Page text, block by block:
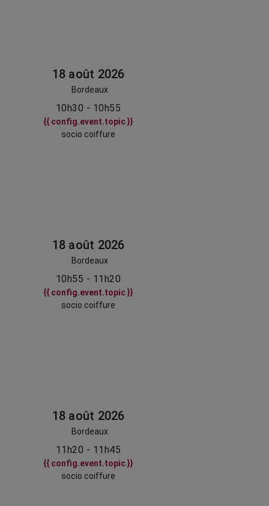
18 août 2026
Bordeaux
10h30 - 10h55
{{ config.event.topic }}
socio coiffure
18 août 2026
Bordeaux
10h55 - 11h20
{{ config.event.topic }}
socio coiffure
18 août 2026
Bordeaux
11h20 - 11h45
{{ config.event.topic }}
socio coiffure